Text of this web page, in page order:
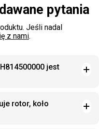
pytania
Jeśli nadal
z nami.
jest
rotor, koło